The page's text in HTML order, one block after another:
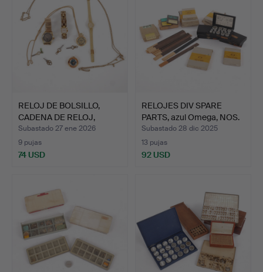
Kalmar
RELOJ DE BOLSILLO,
CADENA DE RELOJ,
RELOJ …
Subastado 27 ene 2026
9 pujas
74 USD
RELOJES DIV SPARE
PARTS, azul Omega, NOS.
Subastado 28 dic 2025
13 pujas
92 USD